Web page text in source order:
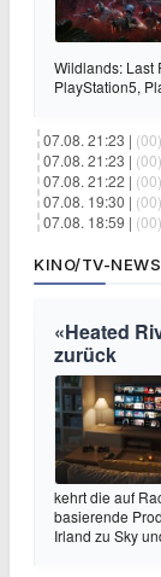
Wildlands: Last
PlayStation5,
07.08. 21:23 | (00)
07.08. 21:23 | (00)
07.08. 21:22 | (00)
07.08. 19:30 | (00)
07.08. 18:59 | (00)
KINO/TV-NEWS
«Heated
zurück
kehrt die auf
basierende
Irland zu Sky